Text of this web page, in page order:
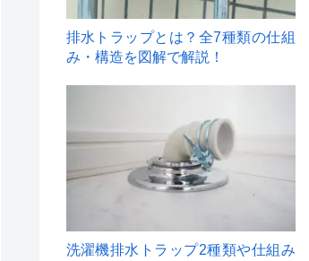
排水トラップとは？全7種類の仕組
み・構造を図解で解説！
洗濯機排水トラップ2種類や仕組み